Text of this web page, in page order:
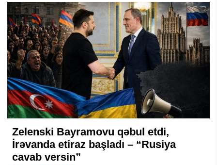
Zelenski Bayramovu qəbul etdi,
İrəvanda etiraz başladı – “Rusiya
cavab versin”